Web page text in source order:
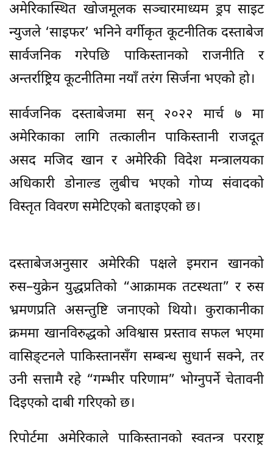
अमेरिकास्थित खोजमूलक सञ्चारमाध्यम ड्रप साइट
न्युजले ‘साइफर’ भनिने वर्गीकृत कूटनीतिक दस्ताबेज
सार्वजनिक गरेपछि पाकिस्तानको राजनीति र
अन्तर्राष्ट्रिय कूटनीतिमा नयाँ तरंग सिर्जना भएको हो।
सार्वजनिक दस्ताबेजमा सन् २०२२ मार्च ७ मा
अमेरिकाका लागि तत्कालीन पाकिस्तानी राजदूत
असद मजिद खान र अमेरिकी विदेश मन्त्रालयका
अधिकारी डोनाल्ड लुबीच भएको गोप्य संवादको
विस्तृत विवरण समेटिएको बताइएको छ।
दस्ताबेजअनुसार अमेरिकी पक्षले इमरान खानको
रुस–युक्रेन युद्धप्रतिको “आक्रामक तटस्थता” र रुस
भ्रमणप्रति असन्तुष्टि जनाएको थियो। कुराकानीका
क्रममा खानविरुद्धको अविश्वास प्रस्ताव सफल भएमा
वासिङ्टनले पाकिस्तानसँग सम्बन्ध सुधार्न सक्ने, तर
उनी सत्तामै रहे “गम्भीर परिणाम” भोग्नुपर्ने चेतावनी
दिइएको दाबी गरिएको छ।
रिपोर्टमा अमेरिकाले पाकिस्तानको स्वतन्त्र परराष्ट्र